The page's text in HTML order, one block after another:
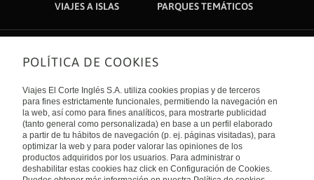
VIAJES A ISLAS
PARQUES TEMÁTICOS
Sobre nosotros
Quiénes somos
Financiación
Sostenibilidad
Turismo accesible
Tarjeta El Corte Inglés
Trabaja con nosotros
El Corte Inglés
Canal Ético
Enlaces de interés
Guías de viaje
Catálogos
Auto check-in
Condiciones Generales
Política de privacidad
Internacional
España
POLÍTICA DE COOKIES
Viajes El Corte Inglés S.A. utiliza cookies propias y de terceros
para fines estrictamente funcionales, permitiendo la navegación en
la web, así como para fines analíticos, para mostrarte publicidad
(tanto general como personalizada) en base a un perfil elaborado
a partir de tu hábitos de navegación (p. ej. páginas visitadas), para
optimizar la web y para poder valorar las opiniones de los
productos adquiridos por los usuarios. Para administrar o
deshabilitar estas cookies haz click en Configuración de Cookies.